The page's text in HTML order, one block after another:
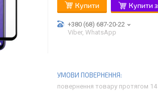
Купити Купити з
+380 (68) 687-20-22
Viber, WhatsApp
повернення товару протягом 14